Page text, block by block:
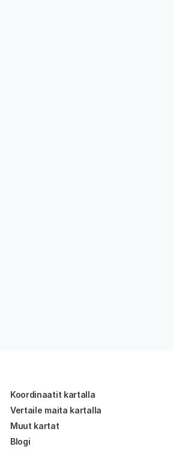
Koordinaatit kartalla
Vertaile maita kartalla
Muut kartat
Blogi